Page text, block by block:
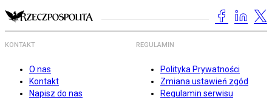
KONTAKT
O nas
Kontakt
Napisz do nas
REGULAMIN
Polityka Prywatności
Zmiana ustawień zgód
Regulamin serwisu